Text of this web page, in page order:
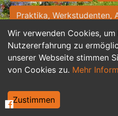
Wir verwenden Cookies, um
Nutzererfahrung zu
unserer Webseite stimmen
von Cookies zu. Mehr
Zustimmen
Praktika, Werkstudenten,
Personalwesen
Hilfskräfte, Aushilfs- und
Weiterbildung, Studium,